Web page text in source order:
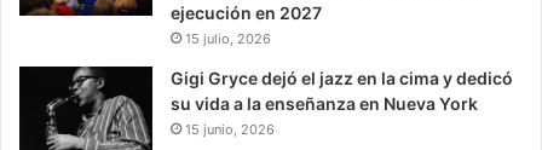
ejecución en 2027
15 julio, 2026
Gigi Gryce dejó el jazz en la cima y dedicó
su vida a la enseñanza en Nueva York
15 junio, 2026